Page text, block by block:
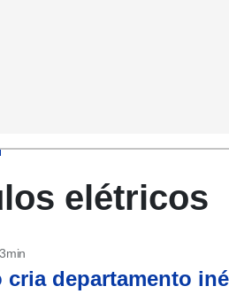
elétricos
cria departamento